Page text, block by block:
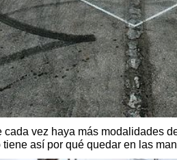
cada vez haya más modalidades
así por qué quedar en las